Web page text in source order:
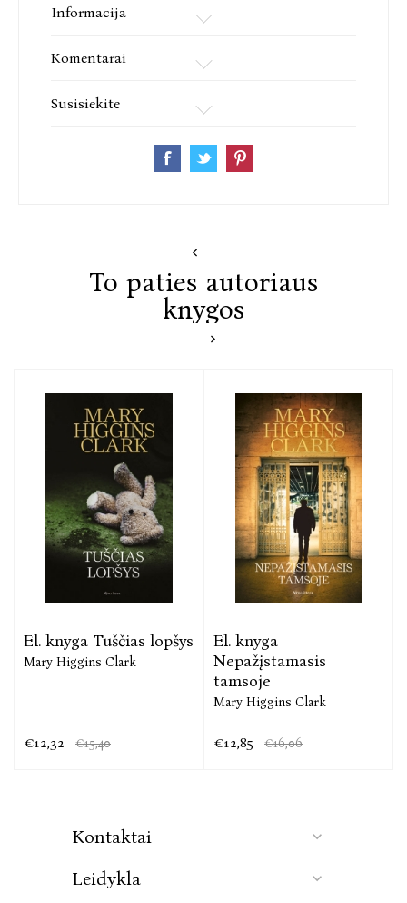
Informacija
Komentarai
Susisiekite
To paties autoriaus
knygos
El. knyga Tuščias lopšys
Mary Higgins Clark
€12,32 €15,40
El. knyga
Nepažįstamasis
tamsoje
Mary Higgins Clark
€12,85 €16,06
Kontaktai
Leidykla